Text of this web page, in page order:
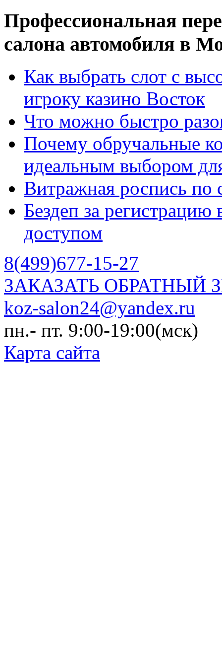
Профессиональная
салона автомобиля в
Как выбрать слот с
игроку казино Восток
Что можно быстро
Почему обручальные
идеальным выбором
Витражная роспись по
Бездеп за
доступом
8(499)677-15-27
ЗАКАЗАТЬ ОБРАТНЫЙ
koz-salon24@yandex.ru
пн.- пт. 9:00-19:00(мск)
Карта сайта